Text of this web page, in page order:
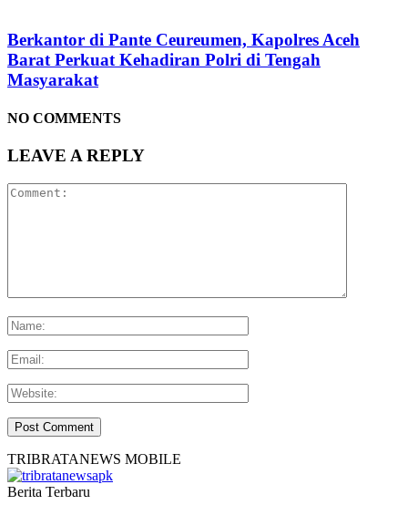
Berkantor di Pante Ceureumen, Kapolres Aceh
Barat Perkuat Kehadiran Polri di Tengah
Masyarakat
NO COMMENTS
LEAVE A REPLY
TRIBRATANEWS MOBILE
Berita Terbaru